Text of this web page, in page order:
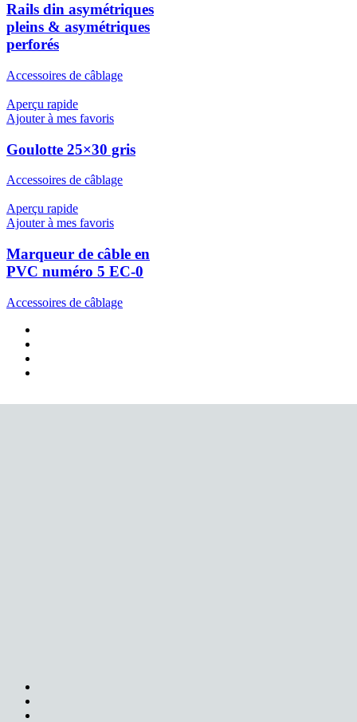
Rails din asymétriques
pleins & asymétriques
perforés
Accessoires de câblage
Aperçu rapide
Ajouter à mes favoris
Goulotte 25×30 gris
Accessoires de câblage
Aperçu rapide
Ajouter à mes favoris
Marqueur de câble en
PVC numéro 5 EC-0
Accessoires de câblage